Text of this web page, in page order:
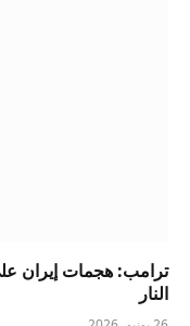
ترامب: هجمات إيران
النار